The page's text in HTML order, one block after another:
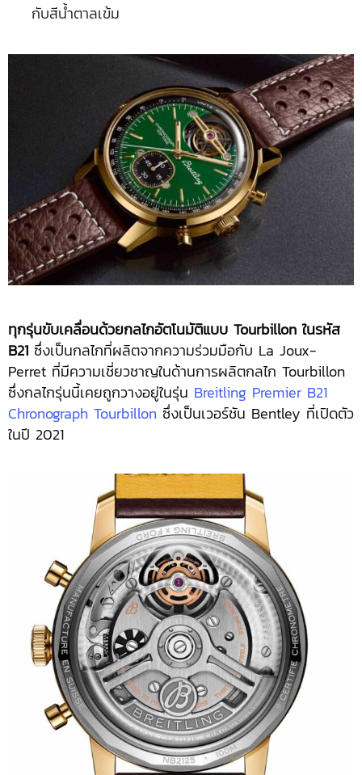
กับสีน้ำตาลเข้ม
ทุกรุ่นขับเคลื่อนด้วยกลไกอัตโนมัติแบบ Tourbillon ในรหัส
B21 ซึ่งเป็นกลไกที่ผลิตจากความร่วมมือกับ La Joux-
Perret ที่มีความเชี่ยวชาญในด้านการผลิตกลไก Tourbillon
ซึ่งกลไกรุ่นนี้เคยถูกวางอยู่ในรุ่น Breitling Premier B21
Chronograph Tourbillon ซึ่งเป็นเวอร์ชัน Bentley ที่เปิดตัว
ในปี 2021